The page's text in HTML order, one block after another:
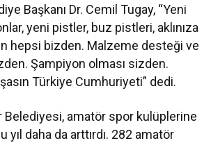
Başkanı Dr. Cemil Tugay, “Yeni
yeni pistler, buz pistleri, aklınıza
hepsi bizden. Malzeme desteği ve
Şampiyon olması sizden.
Türkiye Cumhuriyeti” dedi.
Belediyesi, amatör spor kulüplerine
daha da arttırdı. 282 amatör